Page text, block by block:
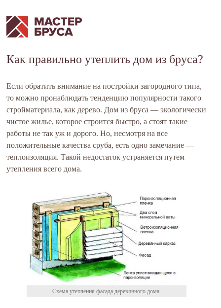
Как правильно утеплить дом из бруса?
Если обратить внимание на постройки загородного типа,
то можно пронаблюдать тенденцию популярности такого
стройматериала, как дерево. Дом из бруса — экологически
чистое жилье, которое строится быстро, а стоят такие
работы не так уж и дорого. Но, несмотря на все
положительные качества сруба, есть одно замечание —
теплоизоляция. Такой недостаток устраняется путем
утепления всего дома.
Схема утепления фасада деревянного дома.